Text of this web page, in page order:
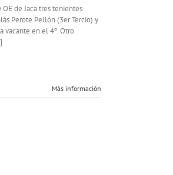
de Jaca tres tenientes
Perote Pellón (3er Tercio) y
vacante en el 4º. Otro
Más información